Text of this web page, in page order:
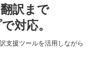
訳まで
対応。
支援ツールを活用しながら